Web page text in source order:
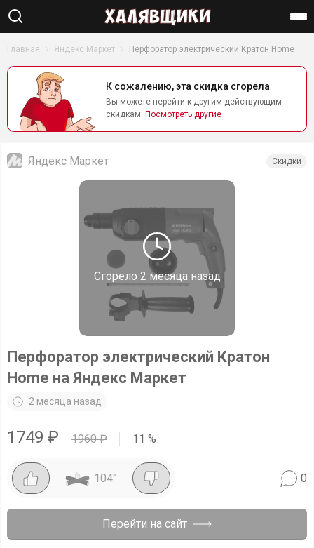
Найти
Главная Яндекс Маркет Перфоратор электрический Кратон Home
К сожалению, эта скидка сгорела
Вы можете перейти к другим действующим
скидкам. Посмотреть другие
Сгорело 2 месяца назад
Яндекс Маркет Скидки
Перфоратор электрический Кратон
Home на Яндекс Маркет
2 месяца назад
1749 ₽ 1960₽ 11 %
104° 0
Перейти на сайт